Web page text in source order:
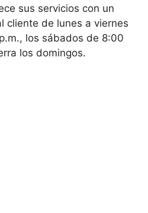
sus servicios con un
cliente de lunes a viernes
los sábados de 8:00
los domingos.